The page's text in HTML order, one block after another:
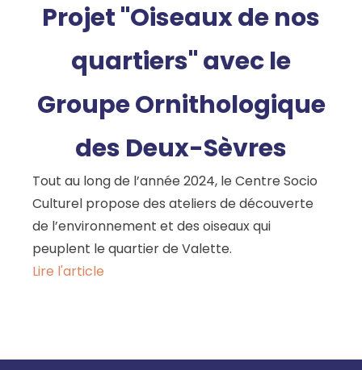
Projet "Oiseaux de nos
quartiers" avec le
Groupe Ornithologique
des Deux-Sèvres
Tout au long de l’année 2024, le Centre Socio
Culturel propose des ateliers de découverte
de l’environnement et des oiseaux qui
peuplent le quartier de Valette.
Lire l'article